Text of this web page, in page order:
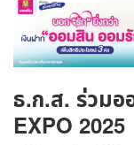
ธ.ก.ส. ร่วมอ
EXPO 2025